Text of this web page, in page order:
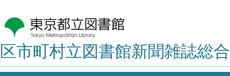
区市町村立図書館新聞雑誌総